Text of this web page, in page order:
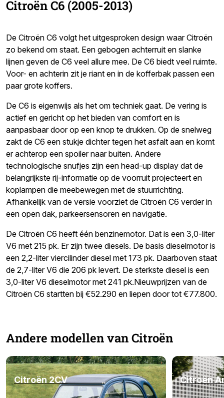
Citroën C6 (2005-2013)
De Citroën C6 volgt het uitgesproken design waar Citroën
zo bekend om staat. Een gebogen achterruit en slanke
lijnen geven de C6 veel allure mee. De C6 biedt veel ruimte.
Voor- en achterin zit je riant en in de kofferbak passen een
paar grote koffers.
De C6 is eigenwijs als het om techniek gaat. De vering is
actief en gericht op het bieden van comfort en is
aanpasbaar door op een knop te drukken. Op de snelweg
zakt de C6 een stukje dichter tegen het asfalt aan en komt
er achterop een spoiler naar buiten. Andere
technologische snufjes zijn een head-up display dat de
belangrijkste rij-informatie op de voorruit projecteert en
koplampen die meebewegen met de stuurrichting.
Afhankelijk van de versie voorziet de Citroën C6 verder in
een open dak, parkeersensoren en navigatie.
De Citroën C6 heeft één benzinemotor. Dat is een 3,0-liter
V6 met 215 pk. Er zijn twee diesels. De basis dieselmotor is
een 2,2-liter viercilinder diesel met 173 pk. Daarboven staat
de 2,7-liter V6 die 206 pk levert. De sterkste diesel is een
3,0-liter V6 dieselmotor met 241 pk.Nieuwprijzen van de
Citroën C6 startten bij €52.290 en liepen door tot €77.800.
Andere modellen van Citroën
Citroën 2CV Citroën